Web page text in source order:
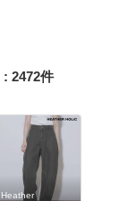
: 2472件
Heather